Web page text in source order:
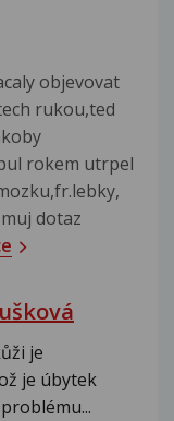
objevovat
rukou,ted
rokem utrpel
dotaz
je
je úbytek